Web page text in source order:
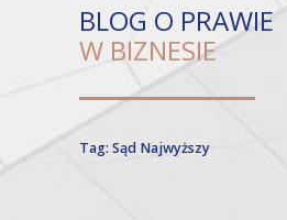
BLOG O PRAWIE
W BIZNESIE
Tag: Sąd Najwyższy